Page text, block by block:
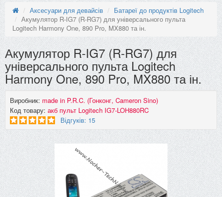
Аксесуари для девайсів
Батареї до продуктів Logitech
Акумулятор R-IG7 (R-RG7) для універсального пульта
Logitech Harmony One, 890 Pro, MX880 та ін.
Акумулятор R-IG7 (R-RG7) для
універсального пульта Logitech
Harmony One, 890 Pro, MX880 та ін.
Виробник: made in P.R.C. (Гонконг, Cameron Sino)
Код товару: акб пульт Logitech IG7-LOH880RC
Відгуків: 15